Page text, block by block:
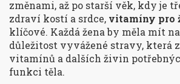
změnami, až po starší věk, kdy je
zdraví kostí a srdce, vitamíny pro
klíčové. Každá žena by měla mít
důležitost vyvážené stravy, která
vitamínů a dalších živin
funkci těla.